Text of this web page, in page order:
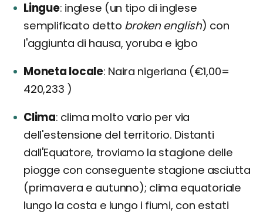
Lingue inglese (un tipo di inglese
semplificato detto broken english) con
l'aggiunta di hausa, yoruba e igbo
Moneta locale Naira nigeriana (€1,00=
420,233 )
Clima clima molto vario per via
dell'estensione del territorio. Distanti
dall'Equatore, troviamo la stagione delle
piogge con conseguente stagione asciutta
(primavera e autunno); clima equatoriale
lungo la costa e lungo i fiumi, con estati